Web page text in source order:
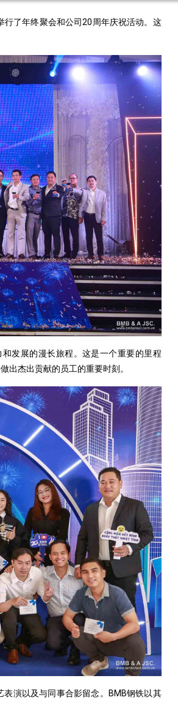
了年终聚会和公司20周年庆祝活动。这
发展的漫长旅程。这是一个重要的里程
出杰出贡献的员工的重要时刻。
演以及与同事合影留念。BMB钢铁以其